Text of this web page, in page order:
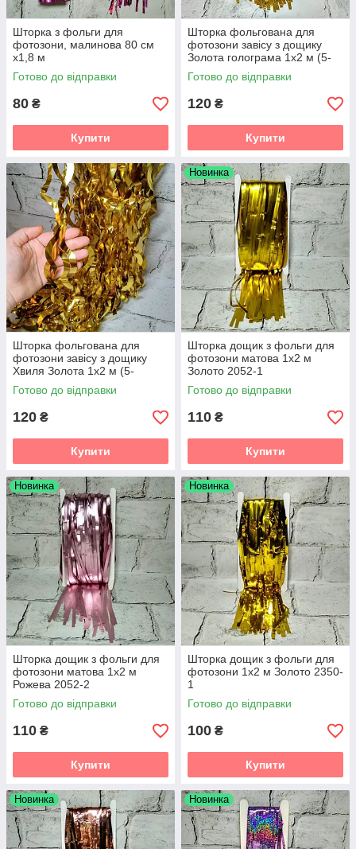
Шторка з фольги для
фотозони, малинова 80 см
х1,8 м
Готово до відправки
80 ₴
Купити
Шторка фольгована для
фотозони завісу з дощику
Золота голограма 1х2 м (5-
77243)
Готово до відправки
120 ₴
Купити
Шторка фольгована для
фотозони завісу з дощику
Хвиля Золота 1х2 м (5-
77373)
Готово до відправки
120 ₴
Купити
Новинка
Шторка дощик з фольги для
фотозони матова 1х2 м
Золото 2052-1
Готово до відправки
110 ₴
Купити
Новинка
Шторка дощик з фольги для
фотозони матова 1х2 м
Рожева 2052-2
Готово до відправки
110 ₴
Купити
Новинка
Шторка дощик з фольги для
фотозони 1х2 м Золото 2350-
1
Готово до відправки
100 ₴
Купити
Новинка Новинка